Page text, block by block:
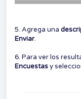
5. Agrega una
Enviar.
6. Para ver los
Encuestasy